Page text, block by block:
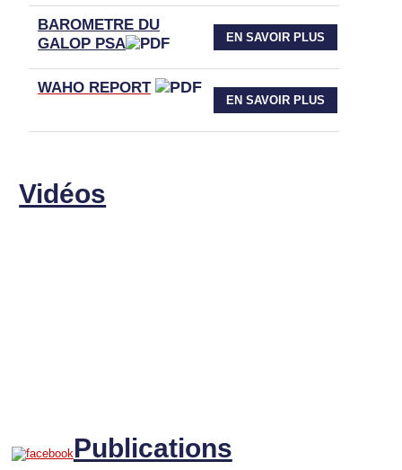
BAROMETRE DU
GALOP PSA
EN SAVOIR PLUS
WAHO REPORT
EN SAVOIR PLUS
Vidéos
Publications